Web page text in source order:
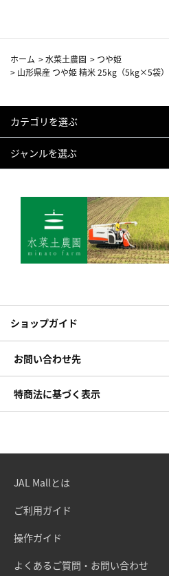
ホーム >水菜土農園 > つや姫
> 山形県産 つや姫 精米 25kg（5kg×5袋
カテゴリを選ぶ
ジャンルを選ぶ
ショップガイド
お問い合わせ先
特商法に基づく表示
JAL Mallとは
ご利用ガイド
操作ガイド
よくあるご質問・お問い合わせ